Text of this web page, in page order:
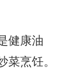
健康油
菜烹饪。